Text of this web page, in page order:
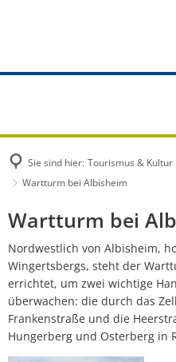
Sie sind hier: Tourismus & Kultur
Wartturm bei Albisheim
Wartturm
bei
Albisheim
Wartturm bei
Nordwestlich von Albisheim,
Wingertsbergs, steht der
errichtet, um zwei wichtige
überwachen: die durch das
Frankenstraße und die
Hungerberg und Osterberg in